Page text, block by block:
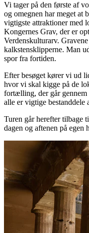
Vi tager på den første af
og omegnen har meget at
vigtigste attraktioner med
Kongernes Grav, der er
Verdenskulturarv.
kalkstensklipperne. Man
spor fra fortiden.
Efter besøget kører vi ud
hvor vi skal kigge på de
fortælling, der går gennem
alle er vigtige
Turen går herefter tilbage
dagen og aftenen på egen